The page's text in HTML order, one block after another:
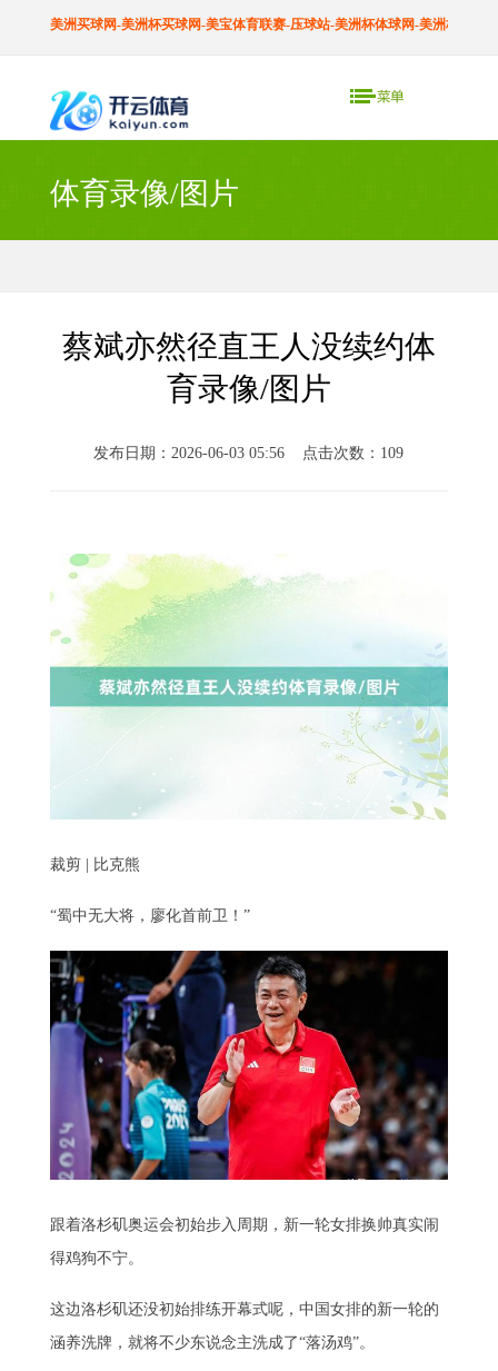
美洲买球网-美洲杯买球网-美宝体育联赛-压球站-美洲杯体球网-美洲杯球盘
体育录像/图片
蔡斌亦然径直王人没续约体
育录像/图片
发布日期：2026-06-03 05:56 点击次数：109
裁剪 | 比克熊
“蜀中无大将，廖化首前卫！”
跟着洛杉矶奥运会初始步入周期，新一轮女排换帅真实闹
得鸡狗不宁。
这边洛杉矶还没初始排练开幕式呢，中国女排的新一轮的
涵养洗牌，就将不少东说念主洗成了“落汤鸡”。